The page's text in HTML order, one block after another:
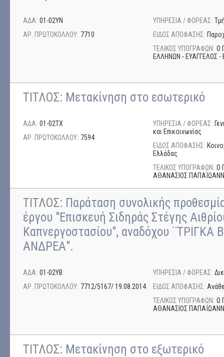
ΑΔΑ: 01-02ΥΝ
ΑΡ. ΠΡΩΤΟΚΟΛΛΟΥ: 7710
ΥΠΗΡΕΣΙΑ / ΦΟΡΕΑΣ:
ΕΙΔΟΣ ΑΠΟΦΑΣΗΣ:
ΤΕΛΙΚΟΣ ΥΠΟΓΡΑΦΩΝ: Ο
ΕΛΛΗΝΩΝ - ΕΥΑΓΓΕΛΟΣ -
ΤΙΤΛΟΣ: Μετακίνηση στο εσωτερικό
ΑΔΑ: 01-02ΤΧ
ΑΡ. ΠΡΩΤΟΚΟΛΛΟΥ: 7594
ΥΠΗΡΕΣΙΑ / ΦΟΡΕΑΣ:
και Επικοινωνίας
ΕΙΔΟΣ ΑΠΟΦΑΣΗΣ:
Ελλάδας
ΤΕΛΙΚΟΣ ΥΠΟΓΡΑΦΩΝ: Ο
ΑΘΑΝΑΣΙΟΣ
ΤΙΤΛΟΣ: Παράταση συνολικής
έργου "Επισκευή Σιδηράς Στέγης
Καπνεργοστασίου", αναδόχου ¨ΤΡΙΓΚΑ
ΑΝΔΡΕΑ".
ΑΔΑ: 01-02ΥΒ
ΑΡ. ΠΡΩΤΟΚΟΛΛΟΥ: 7712/5167/ 19.08.2014
ΥΠΗΡΕΣΙΑ / ΦΟΡΕΑΣ:
ΕΙΔΟΣ ΑΠΟΦΑΣΗΣ:
ΤΕΛΙΚΟΣ ΥΠΟΓΡΑΦΩΝ: Ο
ΑΘΑΝΑΣΙΟΣ
ΤΙΤΛΟΣ: Μετακίνηση στο εξωτερικό